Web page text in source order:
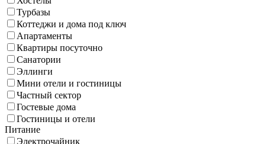
Турбазы
Коттеджи и дома под ключ
Апартаменты
Квартиры посуточно
Санатории
Эллинги
Мини отели и гостиницы
Частный сектор
Гостевые дома
Гостиницы и отели
Питание
Электрочайник